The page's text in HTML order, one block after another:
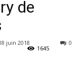
de
juin 2018 0
1645